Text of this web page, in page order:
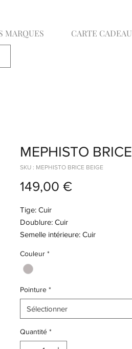
MARQUES CARTE CADEAU
MEPHISTO BRICE
SKU : MEPHISTO BRICE BEIGE
149,00 €Prix
Tige: Cuir
Doublure: Cuir
Semelle intérieure: Cuir
Talon: 2cm
Couleur *
Pointure *
Sélectionner
Quantité *